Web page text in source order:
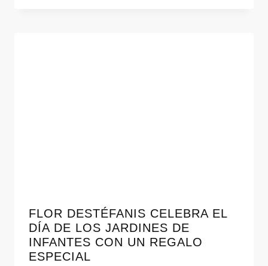
FLOR DESTÉFANIS CELEBRA EL
DÍA DE LOS JARDINES DE
INFANTES CON UN REGALO
ESPECIAL